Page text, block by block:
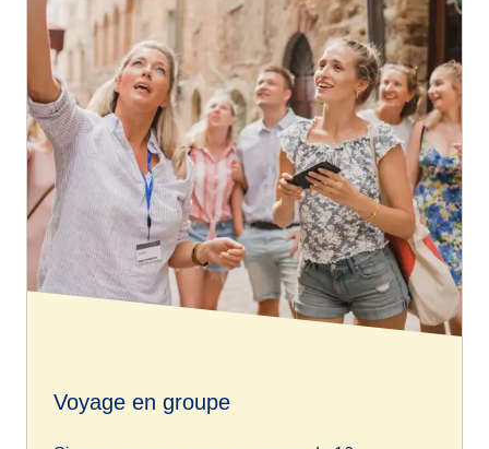
Voyage en groupe